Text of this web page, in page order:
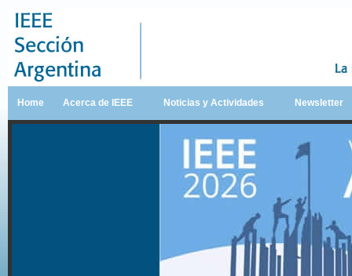
Home Acerca de IEEE Noticias y Actividades Newsletter